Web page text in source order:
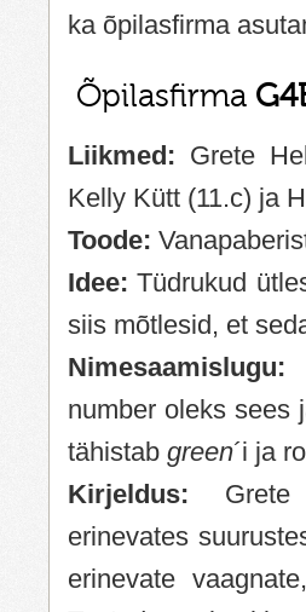
ka õpilasfirma
Õpilasfirma
Liikmed: Grete
Kelly Kütt (11.c) ja
Toode:
Idee:Tüdrukud
siis mõtlesid, et
Nimesaamislugu:
number oleks sees
tähistab green´i ja
Kirjeldus:
erinevates
erinevate